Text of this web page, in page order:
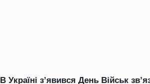
В Україні з’явився День Військ